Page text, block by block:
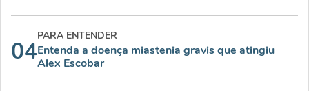
04
PARA ENTENDER
Entenda a doença miastenia gravis que atingiu
Alex Escobar